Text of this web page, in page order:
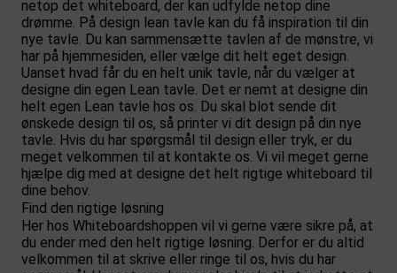
netop det whiteboard, der kan udfylde netop dine
drømme. På design lean tavle kan du få inspiration til din
nye tavle. Du kan sammensætte tavlen af de mønstre, vi
har på hjemmesiden, eller vælge dit helt eget design.
Uanset hvad får du en helt unik tavle, når du vælger at
designe din egen Lean tavle. Det er nemt at designe din
helt egen Lean tavle hos os. Du skal blot sende dit
ønskede design til os, så printer vi dit design på din nye
tavle. Hvis du har spørgsmål til design eller tryk, er du
meget velkommen til at kontakte os. Vi vil meget gerne
hjælpe dig med at designe det helt rigtige whiteboard til
dine behov.
Find den rigtige løsning
Her hos Whiteboardshoppen vil vi gerne være sikre på, at
du ender med den helt rigtige løsning. Derfor er du altid
velkommen til at skrive eller ringe til os, hvis du har